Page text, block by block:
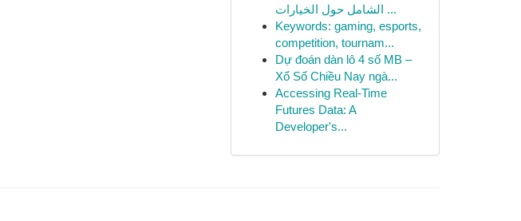
الشامل حول الخيارات ...
Keywords: gaming, esports,
competition, tournam...
Dự đoán dàn lô 4 số MB –
Xổ Số Chiều Nay ngà...
Accessing Real-Time
Futures Data: A
Developer's...